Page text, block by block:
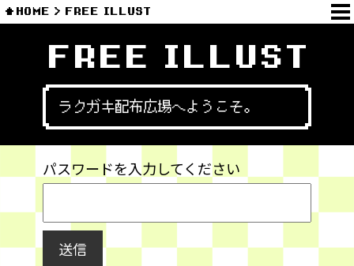
HOME FREE ILLUST
FREE ILLUST
ラクガキ配布広場へようこそ。
パスワードを入力してください